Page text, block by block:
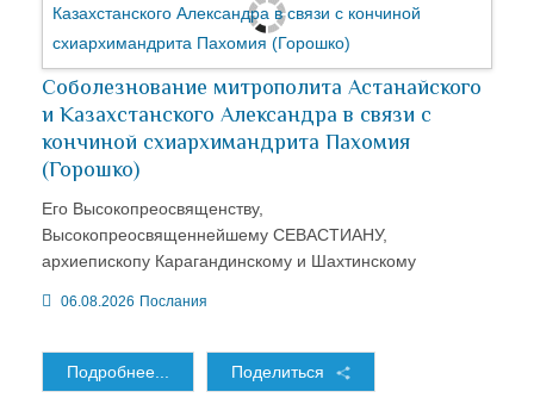
Соболезнование митрополита Астанайского
и Казахстанского Александра в связи с
кончиной схиархимандрита Пахомия
(Горошко)
Его Высокопреосвященству,
Высокопреосвященнейшему СЕВАСТИАНУ,
архиепископу Карагандинскому и Шахтинскому
06.08.2026 Послания
Подробнее... Поделиться